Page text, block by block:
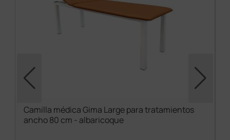
Camilla médica Gima Large para tratamientos
ancho 80 cm - albaricoque